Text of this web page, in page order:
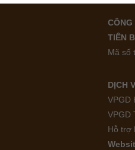
CÔNG
TIÊN
Mã số
DỊCH
VPGD
VPGD
Hỗ trợ